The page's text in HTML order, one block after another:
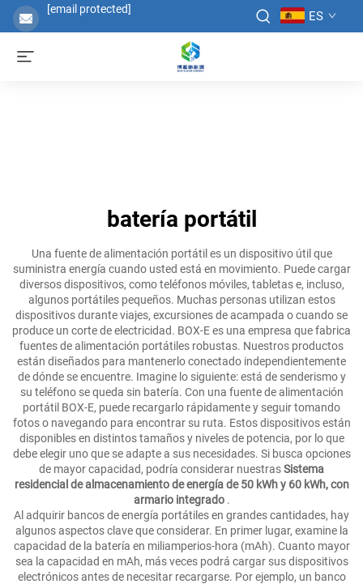
[email protected] ES
batería portátil
Una fuente de alimentación portátil es un dispositivo útil que
suministra energía cuando usted está en movimiento. Puede cargar
diversos dispositivos, como teléfonos móviles, tabletas e, incluso,
algunos portátiles pequeños. Muchas personas utilizan estos
dispositivos durante viajes, excursiones de acampada o cuando se
produce un corte de electricidad. BOX-E es una empresa que fabrica
fuentes de alimentación portátiles robustas. Nuestros productos
están diseñados para mantenerlo conectado independientemente
de dónde se encuentre. Imagine lo siguiente: está de senderismo y
su teléfono se queda sin batería. Con una fuente de alimentación
portátil BOX-E, puede recargarlo rápidamente y seguir tomando
fotos o navegando para encontrar su ruta. Estos dispositivos están
disponibles en distintos tamaños y niveles de potencia, por lo que
debe elegir uno que se adapte a sus necesidades. Si busca opciones
de mayor capacidad, podría considerar nuestrasSistema
residencial de almacenamiento de energía de 50 kWh y 60 kWh, con
armario integrado .
Al adquirir bancos de energía portátiles en grandes cantidades, hay
algunos aspectos clave que considerar. En primer lugar, examine la
capacidad de la batería en miliamperios-hora (mAh). Cuanto mayor
sea la capacidad en mAh, más veces podrá cargar sus dispositivos
electrónicos antes de necesitar recargarse. Por ejemplo, un banco